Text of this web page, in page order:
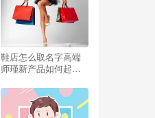
鞋店怎么取名字高端
师瑾新产品如何起名
眼就记住熟悉喜欢购
买你鞋店怎么取名字